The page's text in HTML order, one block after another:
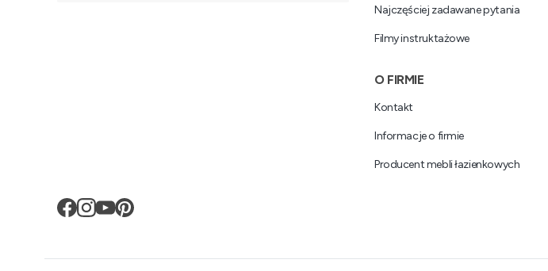
Najczęściej zadawane pytania
Filmy instruktażowe
O FIRMIE
Kontakt
Informacje o firmie
Producent mebli łazienkowych